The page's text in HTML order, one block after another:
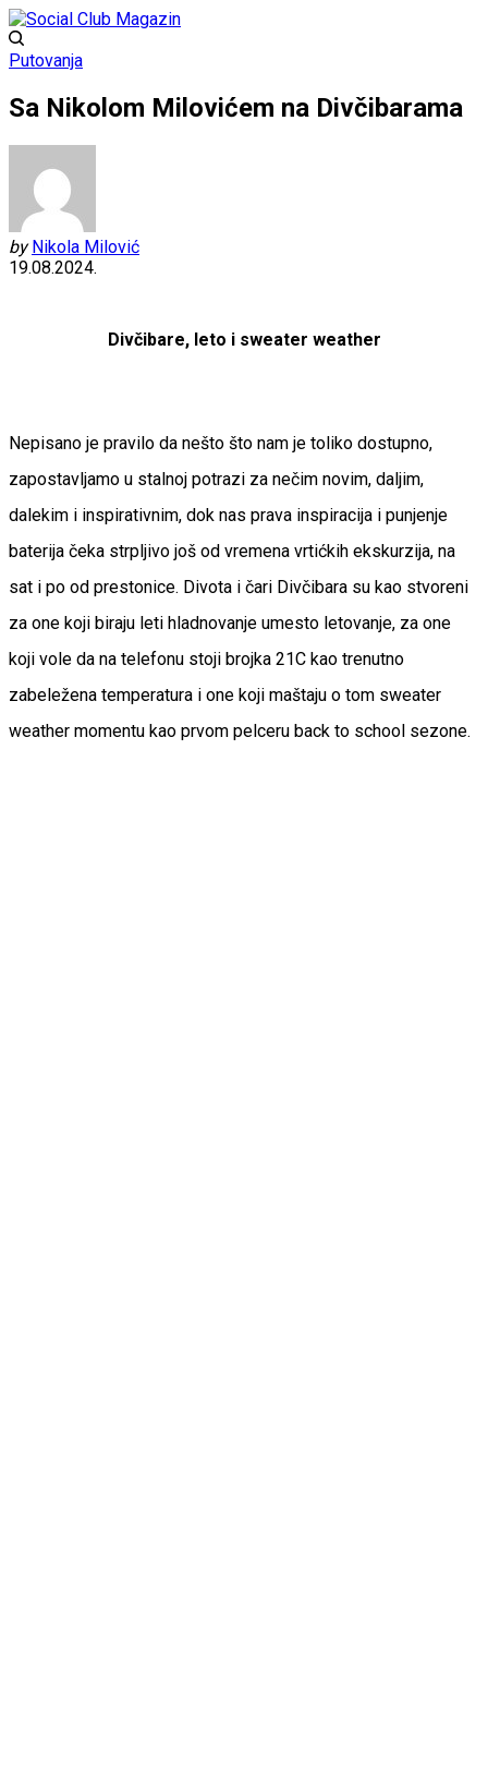
Putovanja
Sa Nikolom Milovićem na Divčibarama
by Nikola Milović
19.08.2024.
Divčibare, leto i sweater weather
Nepisano je pravilo da nešto što nam je toliko dostupno,
zapostavljamo u stalnoj potrazi za nečim novim, daljim,
dalekim i inspirativnim, dok nas prava inspiracija i punjenje
baterija čeka strpljivo još od vremena vrtićkih ekskurzija, na
sat i po od prestonice. Divota i čari Divčibara su kao stvoreni
za one koji biraju leti hladnovanje umesto letovanje, za one
koji vole da na telefonu stoji brojka 21C kao trenutno
zabeležena temperatura i one koji maštaju o tom sweater
weather momentu kao prvom pelceru back to school sezone.